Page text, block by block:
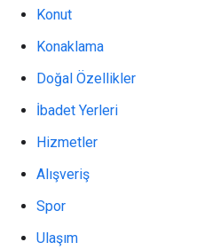
Konut
Konaklama
Doğal Özellikler
İbadet Yerleri
Hizmetler
Alışveriş
Spor
Ulaşım